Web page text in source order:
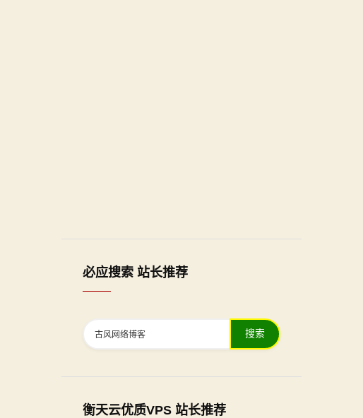
必应搜索 站长推荐
搜索
衡天云优质VPS 站长推荐